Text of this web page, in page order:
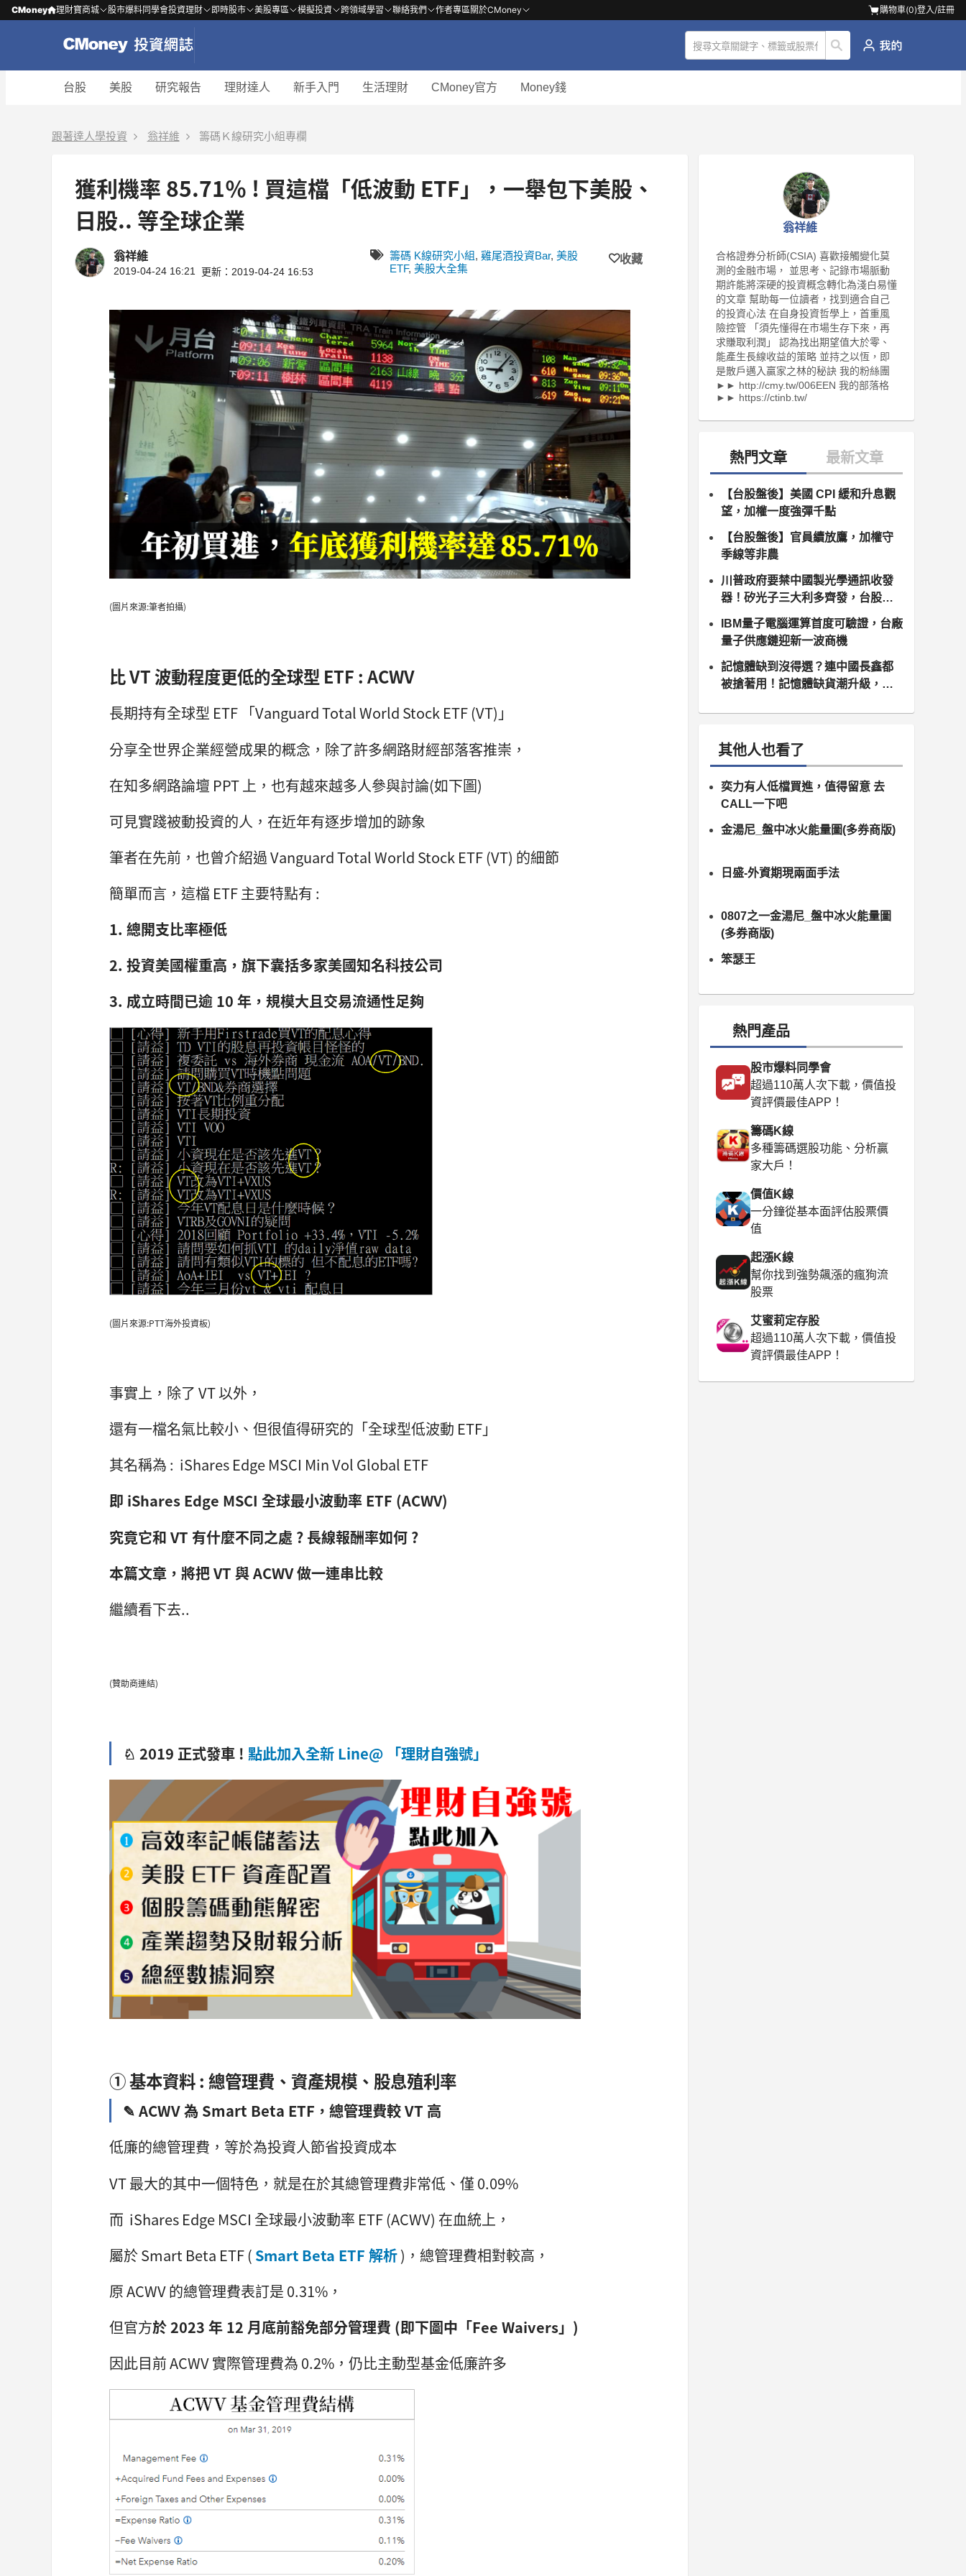
CMoney 理財寶商城 股市爆料同學會投資理財 即時股市 美股專區 模擬投資 跨領域學習 聯絡我們 作者專區關於CMoney 購物車(0)登入/註冊
台股 美股 研究報告 理財達人 新手入門 生活理財 CMoney官方 Money錢
跟著達人學投資 翁祥維 籌碼Ｋ線研究小組專欄
獲利機率 85.71％ ! 買這檔「低波動 ETF」，一舉包下美股、
日股.. 等全球企業
翁祥維
2019-04-24 16:21 更新：2019-04-24 16:53
籌碼 K線研究小組, 雞尾酒投資Bar, 美股
ETF, 美股大全集
收藏
(圖片來源:筆者拍攝)
比 VT 波動程度更低的全球型 ETF : ACWV
長期持有全球型 ETF 「Vanguard Total World Stock ETF (VT)」
分享全世界企業經營成果的概念，除了許多網路財經部落客推崇，
在知多網路論壇 PPT 上，也有越來越多人參與討論(如下圖)
可見實踐被動投資的人，在近年有逐步增加的跡象
筆者在先前，也曾介紹過 Vanguard Total World Stock ETF (VT) 的細節
簡單而言，這檔 ETF 主要特點有 :
1. 總開支比率極低
2. 投資美國權重高，旗下囊括多家美國知名科技公司
3. 成立時間已逾 10 年，規模大且交易流通性足夠
(圖片來源:PTT海外投資板)
事實上，除了 VT 以外，
還有一檔名氣比較小、但很值得研究的「全球型低波動 ETF」
其名稱為 : iShares Edge MSCI Min Vol Global ETF
即 iShares Edge MSCI 全球最小波動率 ETF (ACWV)
究竟它和 VT 有什麼不同之處 ? 長線報酬率如何 ?
本篇文章，將把 VT 與 ACWV 做一連串比較
繼續看下去..
(贊助商連結)
♘ 2019 正式發車 ! 點此加入全新 Line@ 「理財自強號」
① 基本資料 : 總管理費、資產規模、股息殖利率
✎ ACWV 為 Smart Beta ETF，總管理費較 VT 高
低廉的總管理費，等於為投資人節省投資成本
VT 最大的其中一個特色，就是在於其總管理費非常低、僅 0.09%
而 iShares Edge MSCI 全球最小波動率 ETF (ACWV) 在血統上，
屬於 Smart Beta ETF ( Smart Beta ETF 解析)，總管理費相對較高，
原 ACWV 的總管理費表訂是 0.31%，
但官方於 2023 年 12 月底前豁免部分管理費 (即下圖中「Fee Waivers」)
因此目前 ACWV 實際管理費為 0.2%，仍比主動型基金低廉許多
翁祥維
合格證券分析師(CSIA) 喜歡接觸變化莫
測的金融市場， 並思考、記錄市場脈動
期許能將深硬的投資概念轉化為淺白易懂
的文章 幫助每一位讀者，找到適合自己
的投資心法 在自身投資哲學上，首重風
險控管 「須先懂得在市場生存下來，再
求賺取利潤」 認為找出期望值大於零、
能產生長線收益的策略 並持之以恆，即
是散戶邁入贏家之林的秘訣 我的粉絲團
►► http://cmy.tw/006EEN 我的部落格
►► https://ctinb.tw/
【台股盤後】美國 CPI 緩和升息觀
望，加權一度強彈千點
【台股盤後】官員續放鷹，加權守
季線等非農
川普政府要禁中國製光學通訊收發
器！矽光子三大利多齊發，台股供
應鏈同步噴出
IBM量子電腦運算首度可驗證，台廠
量子供應鏈迎新一波商機
記憶體缺到沒得選？連中國長鑫都
被搶著用！記憶體缺貨潮升級，南
其他人也看了
奕力有人低檔買進，值得留意 去
CALL一下吧
金湯尼_盤中冰火能量圖(多券商版)
日盛-外資期現兩面手法
0807之一金湯尼_盤中冰火能量圖
(多券商版)
笨瑟王
熱門產品
股市爆料同學會
超過110萬人次下載，價值投
資評價最佳APP！
籌碼K線
多種籌碼選股功能、分析贏
家大戶！
價值K線
一分鐘從基本面評估股票價
值
起漲K線
幫你找到強勢飆漲的瘋狗流
股票
艾蜜莉定存股
超過110萬人次下載，價值投
資評價最佳APP！